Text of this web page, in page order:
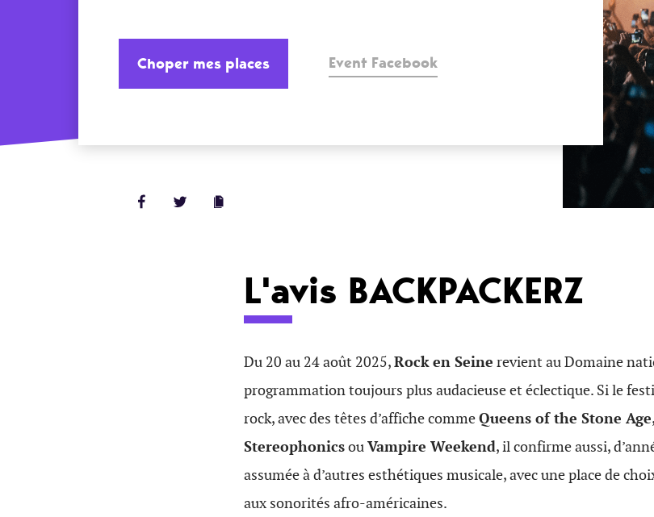
Choper mes places Event Facebook
L'avis BACKPACKERZ
Du 20 au 24 août 2025,Rock en Seine revient au Domaine
programmation toujours plus audacieuse et éclectique. Si le
rock, avec des têtes d’affiche commeQueens of the Stone Age,
StereophonicsouVampire Weekend, il confirme aussi,
assumée à d’autres esthétiques musicale, avec une place de
aux sonorités afro-américaines.